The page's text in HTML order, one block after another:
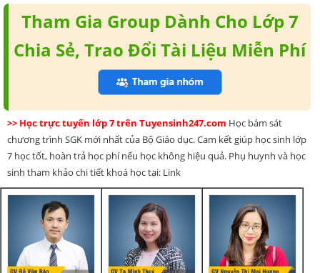
Tham Gia Group Dành Cho Lớp 7
Chia Sẻ, Trao Đổi Tài Liệu Miễn Phí
>> Học trực tuyến lớp 7 trên Tuyensinh247.com Học bám sát
chương trình SGK mới nhất của Bộ Giáo dục. Cam kết giúp học sinh lớp
7 học tốt, hoàn trả học phí nếu học không hiệu quả. Phụ huynh và học
sinh tham khảo chi tiết khoá học tại: Link